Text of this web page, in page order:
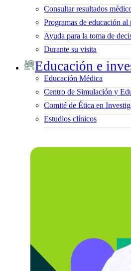
Consultar resultados
Programas de educación al
Ayuda para la toma de
Durante su visita
Educación e
Educación Médica
Centro de Simulación y
Comité de Ética en
Estudios clínicos